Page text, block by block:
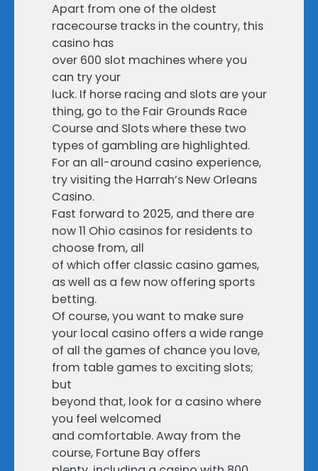
Apart from one of the oldest
racecourse tracks in the country, this
casino has
over 600 slot machines where you
can try your
luck. If horse racing and slots are your
thing, go to the Fair Grounds Race
Course and Slots where these two
types of gambling are highlighted.
For an all-around casino experience,
try visiting the Harrah’s New Orleans
Casino.
Fast forward to 2025, and there are
now 11 Ohio casinos for residents to
choose from, all
of which offer classic casino games,
as well as a few now offering sports
betting.
Of course, you want to make sure
your local casino offers a wide range
of all the games of chance you love,
from table games to exciting slots;
but
beyond that, look for a casino where
you feel welcomed
and comfortable. Away from the
course, Fortune Bay offers